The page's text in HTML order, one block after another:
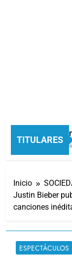
TITULARES
Economía
56 Minutos Atrás
Inicio
Justin Bieber
canciones
ESPECTÁCULOS